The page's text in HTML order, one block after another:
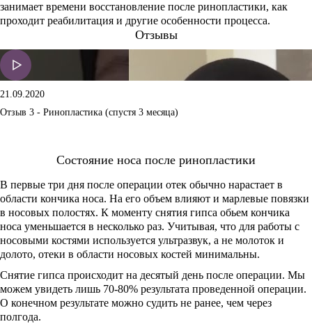
занимает времени восстановление после ринопластики, как
проходит реабилитация и другие особенности процесса.
Отзывы
21.09.2020
Отзыв 3 - Ринопластика (спустя 3 месяца)
Состояние носа после ринопластики
В первые три дня после операции отек обычно нарастает в
области кончика носа. На его объем влияют и марлевые повязки
в носовых полостях. К моменту снятия гипса обьем кончика
носа уменьшается в несколько раз. Учитывая, что для работы с
носовыми костями используется ультразвук, а не молоток и
долото, отеки в области носовых костей минимальны.
Снятие гипса происходит на десятый день после операции. Мы
можем увидеть лишь 70-80% результата проведенной операции.
О конечном результате можно судить не ранее, чем через
полгода.